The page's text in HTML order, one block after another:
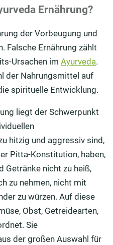
Ernährung?
der Vorbeugung und
Falsche Ernährung zählt
Ursachen im Ayurveda.
der Nahrungsmittel auf
spirituelle Entwicklung.
liegt der Schwerpunkt
hitzig und aggressiv sind,
Pitta-Konstitution, haben,
Getränke nicht zu heiß,
zu nehmen, nicht mit
zu würzen. Auf diese
Obst, Getreidearten,
Sie
der großen Auswahl für